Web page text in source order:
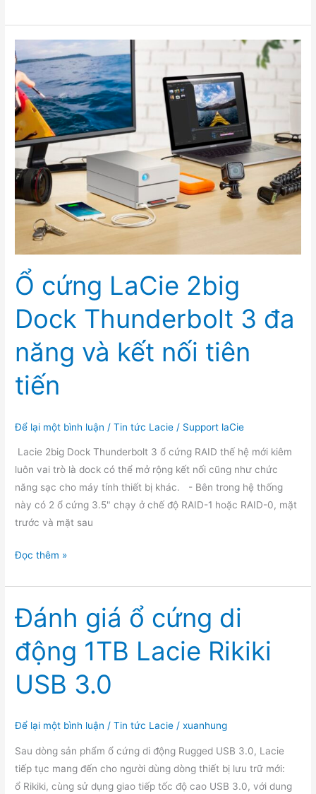
Lacie
thiết
kế
mạnh
mẽ,
nhiều
tính
năng
Ổ cứng LaCie 2big
Dock Thunderbolt 3 đa
năng và kết nối tiên
tiến
Để lại một bình luận /Tin tức Lacie / Support laCie
Lacie 2big Dock Thunderbolt 3 ổ cứng RAID thế hệ mới kiêm
luôn vai trò là dock có thể mở rộng kết nối cũng như chức
năng sạc cho máy tính thiết bị khác. - Bên trong hệ thống
này có 2 ổ cứng 3.5" chạy ở chế độ RAID-1 hoặc RAID-0, mặt
trước và mặt sau
Ổ
LaCie
2big
Dock
Thunderbolt
3
đa
năng
kết
nối
tiên
tiến
Đọc thêm »
Đánh giá ổ cứng di
động 1TB Lacie Rikiki
USB 3.0
Để lại một bình luận /Tin tức Lacie /xuanhung
Sau dòng sản phẩm ổ cứng di động Rugged USB 3.0, Lacie
tiếp tục mang đến cho người dùng dòng thiết bị lưu trữ mới:
ổ Rikiki, cùng sử dụng giao tiếp tốc độ cao USB 3.0, với dung